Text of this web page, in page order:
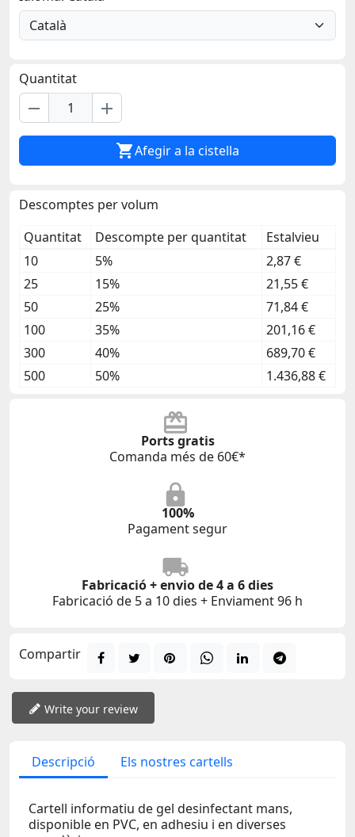
Quantitat
remove add
Afegir a la cistella
Descomptes per volum
Quantitat
Descompte per quantitat
Estalvieu
10
5%
2,87 €
25
15%
21,55 €
50
25%
71,84 €
100
35%
201,16 €
300
40%
689,70 €
500
50% 1.436,88 €
Ports gratis
Comanda més de 60€*
100%
Pagament segur
Fabricació + envio de 4 a 6 dies
Fabricació de 5 a 10 dies + Enviament 96 h
Compartir
Write your review
Descripció Els nostres cartells
Cartell informatiu de gel desinfectant mans,
disponible en PVC, en adhesiu i en diverses